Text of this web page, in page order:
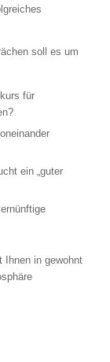
soll es um
für
ein „guter
Ihnen in gewohnt